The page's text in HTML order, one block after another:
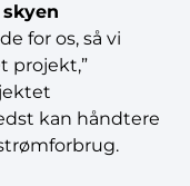
for os, så vi
projekt,”
kan håndtere